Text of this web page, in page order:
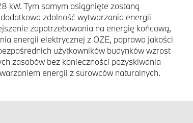
kW. Tym samym osiągnięte zostaną
zdolność wytwarzania energii
zapotrzebowania na energię końcową,
energii elektrycznej z OZE, poprawa jakości
użytkowników budynków wzrost
zasobów bez konieczności pozyskiwania
energii z surowców naturalnych.